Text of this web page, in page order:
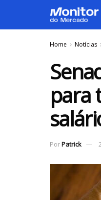
Home Notícias
para
PorPatrick